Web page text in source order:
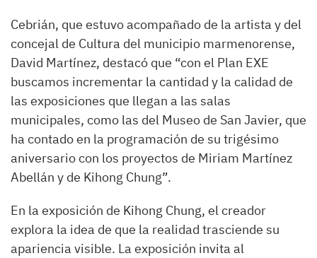
Cebrián, que estuvo acompañado de la artista y del
concejal de Cultura del municipio marmenorense,
David Martínez, destacó que “con el Plan EXE
buscamos incrementar la cantidad y la calidad de
las exposiciones que llegan a las salas
municipales, como las del Museo de San Javier, que
ha contado en la programación de su trigésimo
aniversario con los proyectos de Miriam Martínez
Abellán y de Kihong Chung”.
En la exposición de Kihong Chung, el creador
explora la idea de que la realidad trasciende su
apariencia visible. La exposición invita al